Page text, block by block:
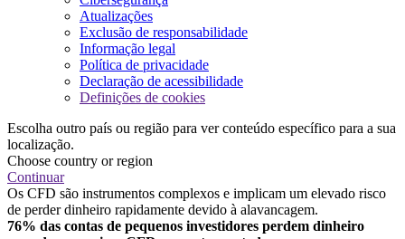
Atualizações
Exclusão de responsabilidade
Informação legal
Política de privacidade
Declaração de acessibilidade
Definições de cookies
Escolha outro país ou região para ver conteúdo específico para a sua
localização.
Choose country or region
Continuar
Os CFD são instrumentos complexos e implicam um elevado risco
de perder dinheiro rapidamente devido à alavancagem.
76% das contas de pequenos investidores perdem dinheiro